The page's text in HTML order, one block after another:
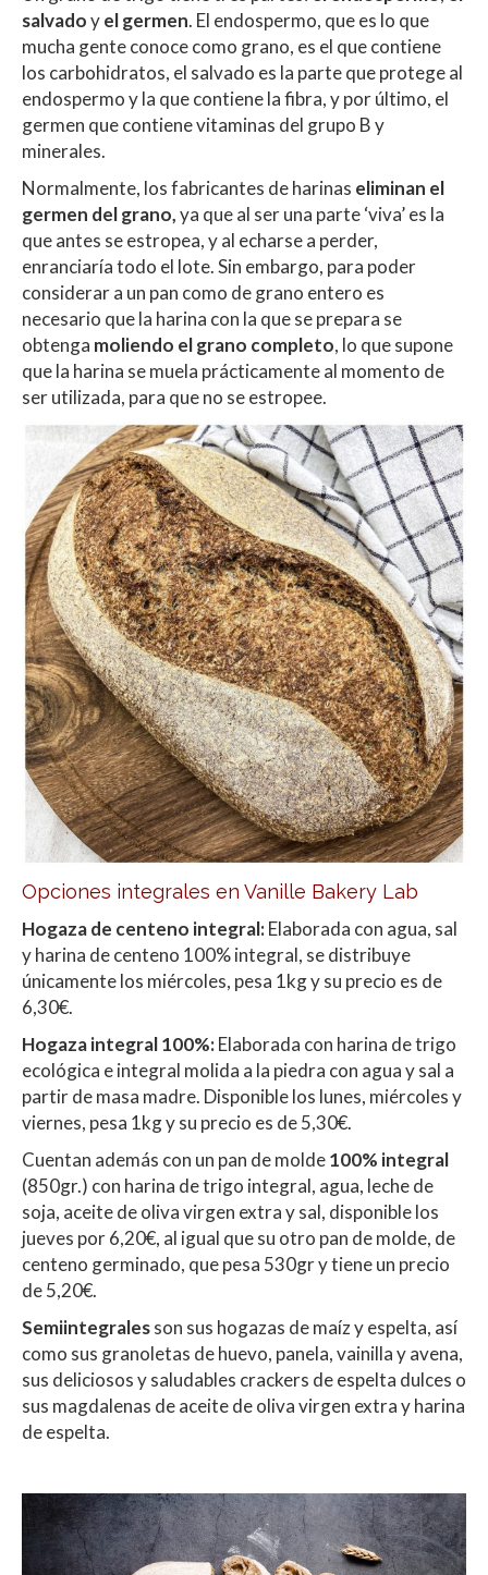
salvadoyel germen. El endospermo, que es lo que
mucha gente conoce como grano, es el que contiene
los carbohidratos, el salvado es la parte que protege al
endospermo y la que contiene la fibra, y por último, el
germen que contiene vitaminas del grupo B y
minerales.
Normalmente, los fabricantes de harinas eliminan el
germen del grano,ya que al ser una parte ‘viva’ es la
que antes se estropea, y al echarse a perder,
enranciaría todo el lote. Sin embargo, para poder
considerar a un pan como de grano entero es
necesario que la harina con la que se prepara se
obtenga moliendo el grano completo, lo que supone
que la harina se muela prácticamente al momento de
ser utilizada, para que no se estropee.
Opciones integrales en Vanille Bakery Lab
Hogaza de centeno integral:Elaborada con agua, sal
y harina de centeno 100% integral, se distribuye
únicamente los miércoles, pesa 1kg y su precio es de
6,30€.
Hogaza integral 100%:Elaborada con harina de trigo
ecológica e integral molida a la piedra con agua y sal a
partir de masa madre. Disponible los lunes, miércoles y
viernes, pesa 1kg y su precio es de 5,30€.
Cuentan además con un pan de molde100% integral
(850gr.) con harina de trigo integral, agua, leche de
soja, aceite de oliva virgen extra y sal, disponible los
jueves por 6,20€, al igual que su otro pan de molde, de
centeno germinado, que pesa 530gr y tiene un precio
de 5,20€.
Semiintegralesson sus hogazas de maíz y espelta, así
como sus granoletas de huevo, panela, vainilla y avena,
sus deliciosos y saludables crackers de espelta dulces o
sus magdalenas de aceite de oliva virgen extra y harina
de espelta.